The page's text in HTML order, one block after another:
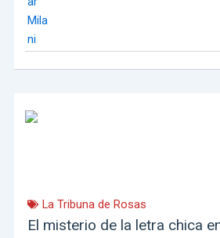
La Tribuna de Rosas
El misterio de la letra chica